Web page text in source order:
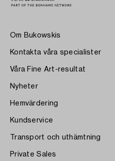
Om Bukowskis
Kontakta våra specialister
Våra Fine Art-resultat
Nyheter
Hemvärdering
Kundservice
Transport och uthämtning
Private Sales